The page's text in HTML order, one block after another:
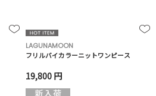
LAGUNAMOON
フリルバイカラーニットワンピース
19,800 円